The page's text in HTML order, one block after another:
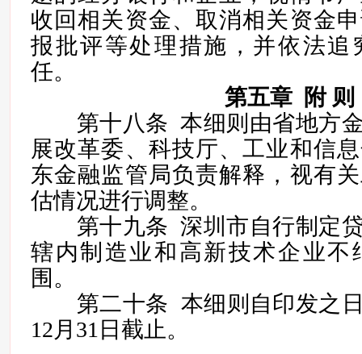
收回相关资金、取消相关资金
报批评等处理措施，并依法追
任。
第五章 附 则
第十八条 本细则由省地方金
展改革委、科技厅、工业和信
东金融监管局负责解释，视有
估情况进行调整。
第十九条 深圳市自行制定贷
辖内制造业和高新技术企业不
围。
第二十条 本细则自印发之日
12月31日截止。